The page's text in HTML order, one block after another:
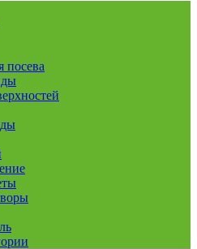
посева